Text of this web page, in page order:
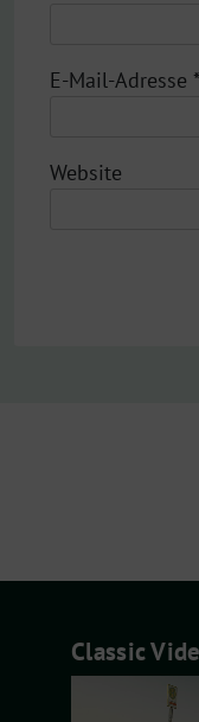
E-Mail-Adresse *
Website
Classic